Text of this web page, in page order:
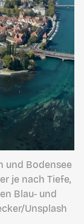
und Bodensee
je nach Tiefe,
Blau- und
Unsplash